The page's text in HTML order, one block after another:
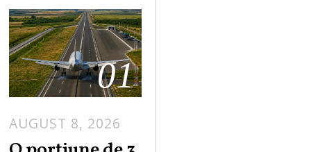
01
AUGUST 8, 2026